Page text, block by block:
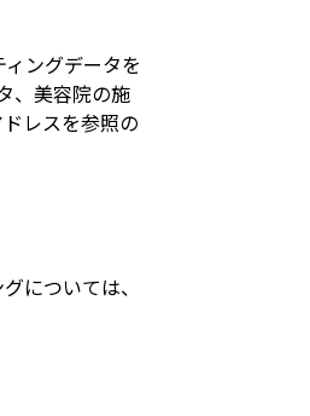
ングデータを
、美容院の施
レスを参照の
については、